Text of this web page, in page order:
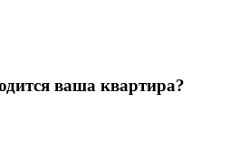
ваша квартира?